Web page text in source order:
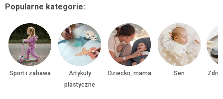
Popularne kategorie:
Sport i zabawa
Artykuły
plastyczne
Dziecko, mama Sen